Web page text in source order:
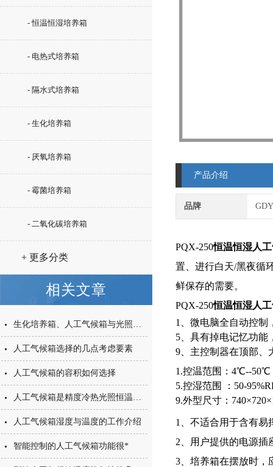
- 恒温恒湿培养箱
- 电热式培养箱
- 隔水式培养箱
- 生化培养箱
- 厌氧培养箱
- 霉菌培养箱
- 二氧化碳培养箱
+ 更多分类
相关文章
生化培养箱、人工气候箱与光照培养箱的功用特点
人工气候箱选择的几点考虑要素
人工气候箱的容积如何选择
人工气候箱是精度冷热光照恒温设备
人工气候箱湿度与温度的工作介绍
智能控制的人工气候箱功能很*
产品介绍
品牌
PQX-250恒温恒湿人
置、进行白天/黑夜循
鲜保存的需要。
PQX-250恒温恒湿人
5.控湿范围 ：50-
9.外型尺寸：740×720×
1、不适合用于含有易
2、用户提供的电源插
3、培养箱在摆放时，